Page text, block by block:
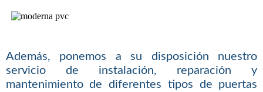
Además, ponemos a su disposición nuestro
servicio de instalación, reparación y
mantenimiento de diferentes tipos de puertas